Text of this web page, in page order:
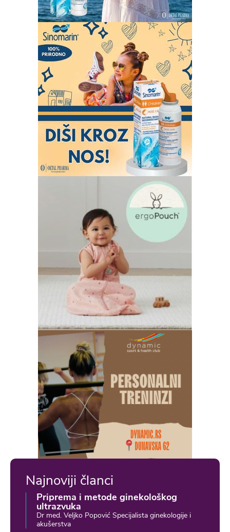
Najnoviji članci
Priprema i metode ginekološkog
ultrazvuka
Dr med. Veljko Popović Specijalista ginekologije i
akušerstva